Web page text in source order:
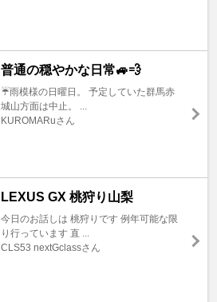
普通の穏やかな日常🚙💨
☔️雨模様の日曜日。 予定していた群馬赤
城山方面は中止。 ...
KUROMARuさん
LEXUS GX 桃狩り山梨
今日のお話しは 桃狩りです 例年可能な限
り行っています 直 ...
CLS53 nextGclassさん